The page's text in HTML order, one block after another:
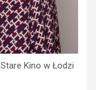
Kino w Łodzi